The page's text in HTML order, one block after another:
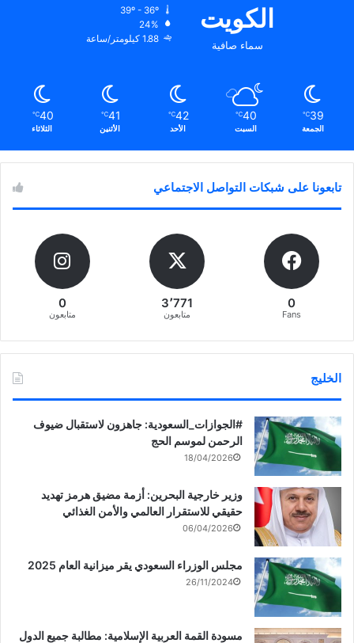
الكويت
سماء صافية
24%
1.88 كيلومتر/ساعة
39
℃
الجمعة
40
℃
السبت
42
℃
الأحد
41
℃
الأثنين
40
℃
الثلاثاء
تابعونا على شبكات التواصل الاجتماعي
0
Fans
3٬771
متابعون
0
متابعون
الخليج
‏‎#الجوازات_السعودية: جاهزون لاستقبال ضيوف
الرحمن لموسم الحج
18/04/2026
وزير خارجية البحرين: أزمة مضيق هرمز تهديد
حقيقي للاستقرار العالمي والأمن الغذائي
06/04/2026
مجلس الوزراء السعودي يقر ميزانية العام 2025
26/11/2024
مسودة القمة العربية الإسلامية: مطالبة جميع الدول